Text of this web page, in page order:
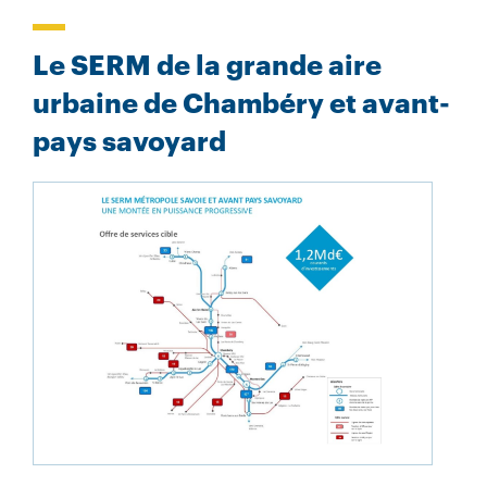
Le SERM de la grande aire
urbaine de Chambéry et avant-
pays savoyard